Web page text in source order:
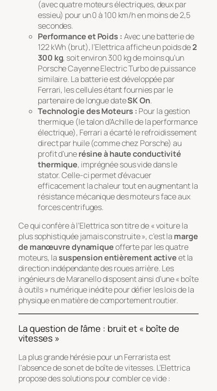
(avec quatre moteurs électriques, deux par
essieu) pour un 0 à 100 km/h en moins de 2,5
secondes.
Performance et Poids : Avec une batterie de
122 kWh (brut), l’Elettrica affiche un poids de2
300 kg, soit environ 300 kg de moins qu’un
Porsche Cayenne Electric Turbo de puissance
similaire. La batterie est développée par
Ferrari, les cellules étant fournies par le
partenaire de longue dateSK On.
Technologie des Moteurs : Pour la gestion
thermique (le talon d’Achille de la performance
électrique), Ferrari a écarté le refroidissement
direct par huile (comme chez Porsche) au
profit d’unerésine à haute conductivité
thermique, imprégnée sous vide dans le
stator. Celle-ci permet d’évacuer
efficacement la chaleur tout en augmentant la
résistance mécanique des moteurs face aux
forces centrifuges.
Ce qui confère à l’Elettrica son titre de « voiture la
plus sophistiquée jamais construite », c’est la marge
de manœuvre dynamiqueofferte par les quatre
moteurs, la suspension entièrement activeet la
direction indépendante des roues arrière. Les
ingénieurs de Maranello disposent ainsi d’une « boîte
à outils » numérique inédite pour défier les lois de la
physique en matière de comportement routier.
La question de l’âme : bruit et « boîte de
vitesses »
La plus grande hérésie pour unFerraristaest
l’absence de son et de boîte de vitesses. L’Elettrica
propose des solutions pour combler ce vide :